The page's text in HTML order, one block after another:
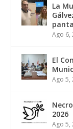
La
Ago 6,
El
Ago 5,
2026
Ago 5,